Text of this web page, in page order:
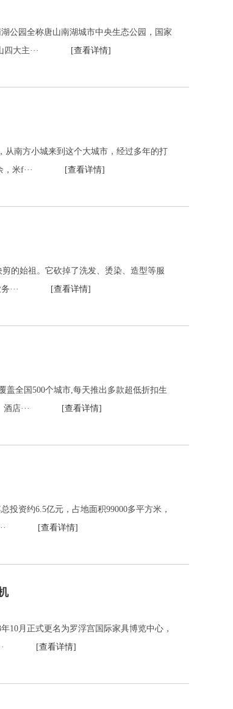
公园全称唐山南湖城市中央生态公园，国家
唐山四大主···
[查看详情]
从南方小城来到这个大城市，经过多年的打
之余，米f···
[查看详情]
的始祖。它砍掉了洗发、烫染、造型等服
发业务···
[查看详情]
盖全国500个城市,每天推出多款超低折扣生
院、酒店···
[查看详情]
投资约6.5亿元，占地面积99000多平方米，
的···
[查看详情]
10月正式更名为罗浮宫国际家具博览中心，
方···
[查看详情]